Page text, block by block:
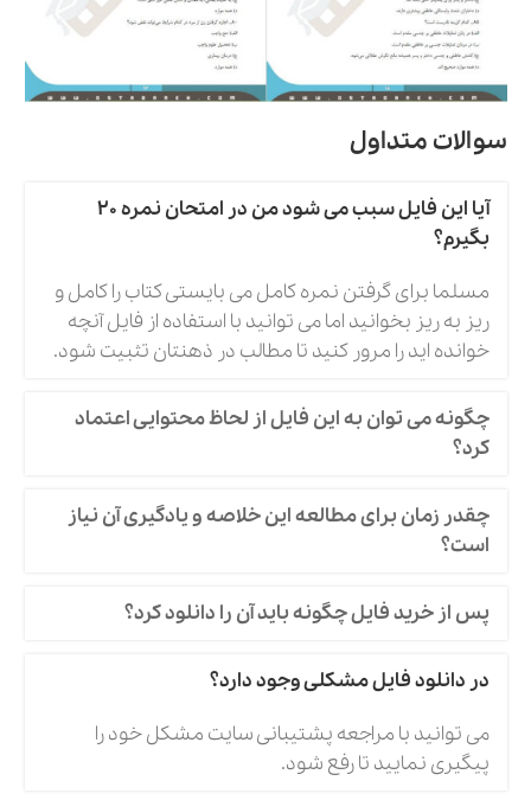
سوالات متداول
آیا این فایل سبب می شود من در امتحان نمره 20
بگیرم؟
مسلما برای گرفتن نمره کامل می بایستی کتاب را کامل و
ریز به ریز بخوانید اما می توانید با استفاده از فایل آنچه
خوانده اید را مرور کنید تا مطالب در ذهنتان تثبیت شود.
چگونه می توان به این فایل از لحاظ محتوایی اعتماد
کرد؟
چقدر زمان برای مطالعه این خلاصه و یادگیری آن نیاز
است؟
پس از خرید فایل چگونه باید آن را دانلود کرد؟
در دانلود فایل مشکلی وجود دارد؟
می توانید با مراجعه پشتیبانی سایت مشکل خود را
پیگیری نمایید تا رفع شود.